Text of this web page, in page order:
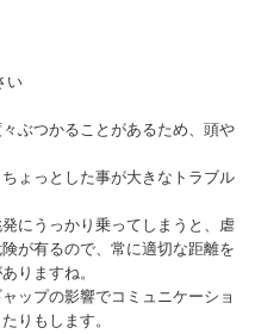
い
ぶつかることがあるため、頭や
ょっとした事が大きなトラブル
にうっかり乗ってしまうと、虐
が有るので、常に適切な距離を
りますね。
ップの影響でコミュニケーショ
りもします。